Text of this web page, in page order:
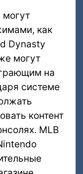
могут
как
Dynasty
могут
на
системе
контент
MLB